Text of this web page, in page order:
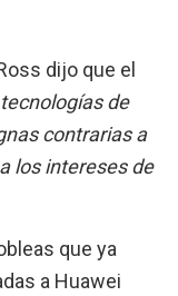
dijo que el
de
contrarias a
los intereses de
que ya
a Huawei